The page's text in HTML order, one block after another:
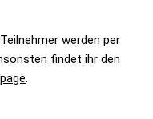
werden per
findet ihr den
.